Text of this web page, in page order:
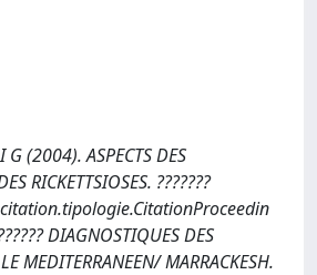
(2004). ASPECTS DES
RICKETTSIOSES. ???????
DIAGNOSTIQUES DES
MEDITERRANEEN/ MARRACKESH.